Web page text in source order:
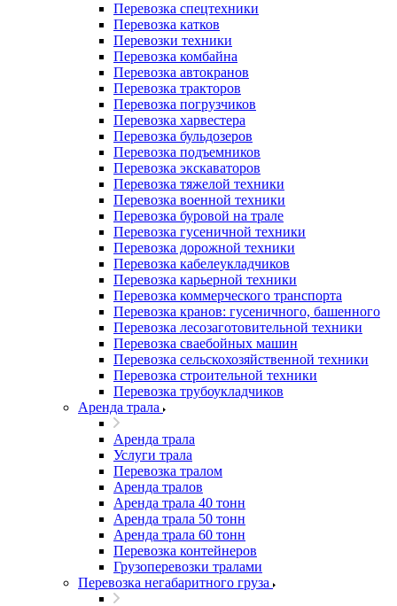
Перевозка спецтехники
Перевозка катков
Перевозки техники
Перевозка комбайна
Перевозка автокранов
Перевозка тракторов
Перевозка погрузчиков
Перевозка харвестера
Перевозка бульдозеров
Перевозка подъемников
Перевозка экскаваторов
Перевозка тяжелой техники
Перевозка военной техники
Перевозка буровой на трале
Перевозка гусеничной техники
Перевозка дорожной техники
Перевозка кабелеукладчиков
Перевозка карьерной техники
Перевозка коммерческого транспорта
Перевозка кранов: гусеничного, башенного
Перевозка лесозаготовительной техники
Перевозка сваебойных машин
Перевозка сельскохозяйственной техники
Перевозка строительной техники
Перевозка трубоукладчиков
Аренда трала
Аренда трала
Услуги трала
Перевозка тралом
Аренда тралов
Аренда трала 40 тонн
Аренда трала 50 тонн
Аренда трала 60 тонн
Перевозка контейнеров
Грузоперевозки тралами
Перевозка негабаритного груза